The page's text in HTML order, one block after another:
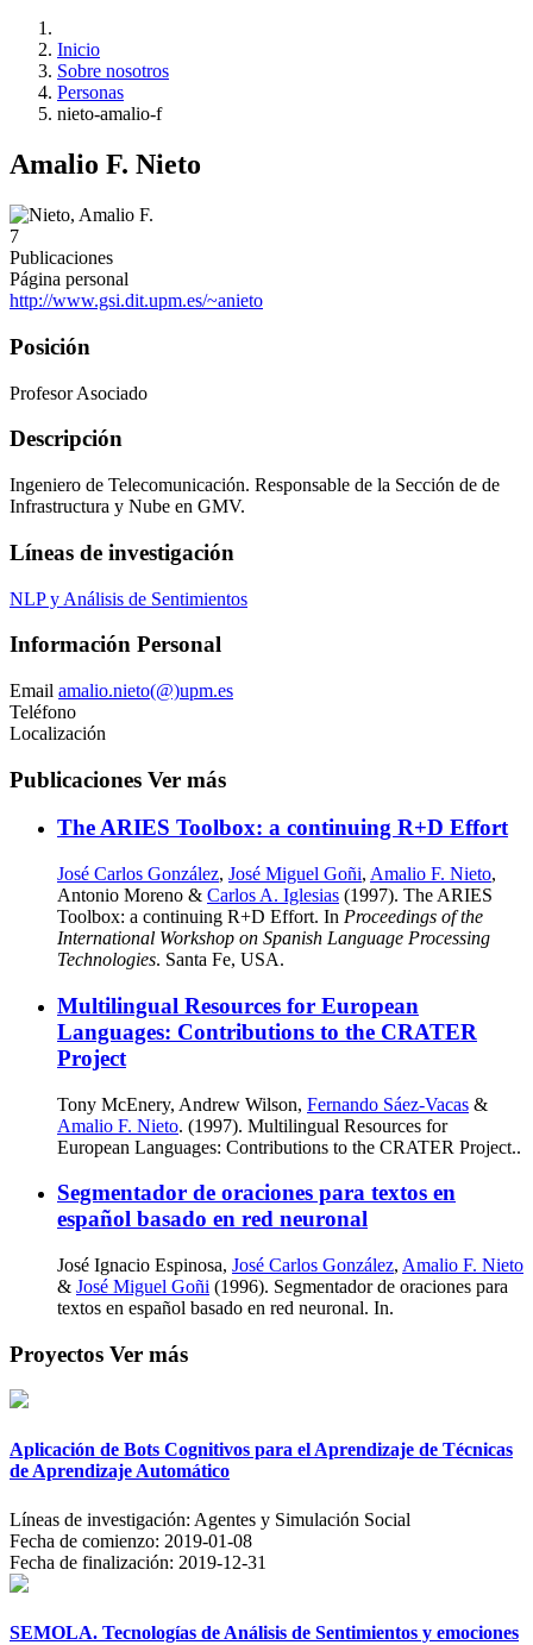
Inicio
Sobre nosotros
Personas
nieto-amalio-f
Amalio F. Nieto
7
Publicaciones
Página personal
http://www.gsi.dit.upm.es/~anieto
Posición
Profesor Asociado
Descripción
Ingeniero de Telecomunicación. Responsable de la Sección de de
Infrastructura y Nube en GMV.
Líneas de investigación
NLP y Análisis de Sentimientos
Información Personal
Email amalio.nieto(@)upm.es
Teléfono
Localización
Publicaciones Ver más
The ARIES Toolbox: a continuing R+D Effort
José Carlos González, José Miguel Goñi, Amalio F. Nieto,
Antonio Moreno & Carlos A. Iglesias (1997). The ARIES
Toolbox: a continuing R+D Effort. In Proceedings of the
International Workshop on Spanish Language Processing
Technologies. Santa Fe, USA.
Multilingual Resources for European
Languages: Contributions to the CRATER
Project
Tony McEnery, Andrew Wilson, Fernando Sáez-Vacas &
Amalio F. Nieto. (1997). Multilingual Resources for
European Languages: Contributions to the CRATER Project..
Segmentador de oraciones para textos en
español basado en red neuronal
José Ignacio Espinosa, José Carlos González, Amalio F. Nieto
& José Miguel Goñi (1996). Segmentador de oraciones para
textos en español basado en red neuronal. In.
Proyectos Ver más
Aplicación de Bots Cognitivos para el Aprendizaje de Técnicas
de Aprendizaje Automático
Líneas de investigación: Agentes y Simulación Social
Fecha de comienzo: 2019-01-08
Fecha de finalización: 2019-12-31
SEMOLA. Tecnologías de Análisis de Sentimientos y emociones